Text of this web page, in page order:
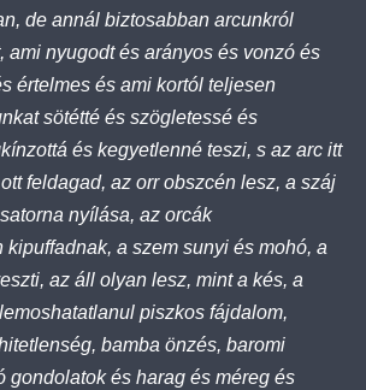
de annál biztosabban arcunkról
ami nyugodt és arányos és vonzó és
értelmes és ami kortól teljesen
sötétté és szögletessé és
és kegyetlenné teszi, s az arc itt
feldagad, az orr obszcén lesz, a száj
nyílása, az orcák
kipuffadnak, a szem sunyi és mohó, a
az áll olyan lesz, mint a kés, a
piszkos fájdalom,
bamba önzés, baromi
gondolatok és harag és méreg és